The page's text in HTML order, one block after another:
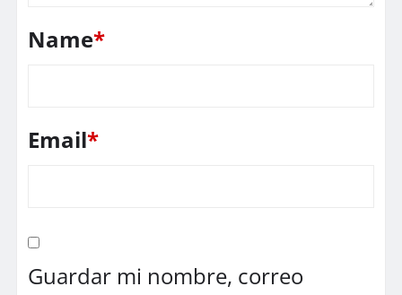
Name*
Email*
Guardar mi nombre, correo